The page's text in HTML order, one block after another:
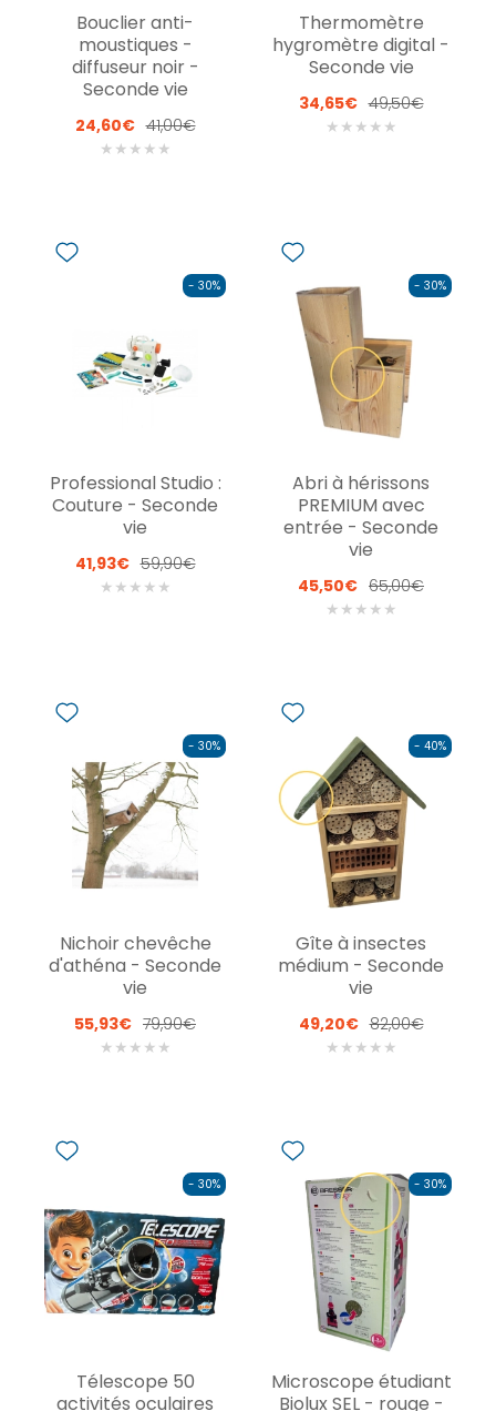
Bouclier anti-
moustiques -
diffuseur noir -
Seconde vie
24,60€ 41,00€
★ ★ ★ ★ ★
Thermomètre
hygromètre digital -
Seconde vie
34,65€ 49,50€
★ ★ ★ ★ ★
- 30%
Professional Studio :
Couture - Seconde
vie
41,93€ 59,90€
★ ★ ★ ★ ★
- 30%
Abri à hérissons
PREMIUM avec
entrée - Seconde
vie
45,50€ 65,00€
★ ★ ★ ★ ★
- 30%
Nichoir chevêche
d'athéna - Seconde
vie
55,93€ 79,90€
★ ★ ★ ★ ★
- 40%
Gîte à insectes
médium - Seconde
vie
49,20€ 82,00€
★ ★ ★ ★ ★
- 30%
Télescope 50
activités oculaires
- 30%
Microscope étudiant
Biolux SEL - rouge -